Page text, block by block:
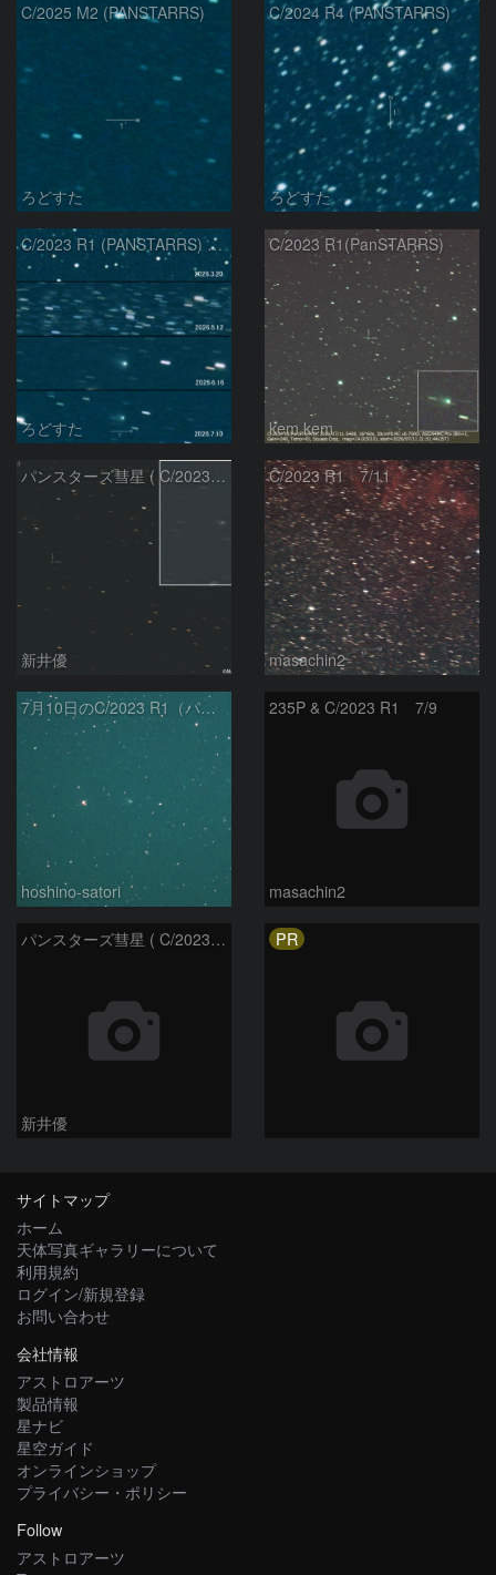
C/2025 M2 (PANSTARRS)
ろどすた
C/2024 R4 (PANSTARRS)
ろどすた
C/2023 R1 (PANSTARRS) の変化
ろどすた
C/2023 R1(PanSTARRS)
kem.kem
パンスターズ彗星 ( C/2023R1 ) ：2026/07/08
新井優
C/2023 R1 7/11
masachin2
7月10日のC/2023 R1（パンスターズ彗星）
hoshino-satori
235P & C/2023 R1 7/9
masachin2
パンスターズ彗星 ( C/2023R1 ) ：2026/05/20
新井優
PR
サイトマップ
ホーム
天体写真ギャラリーについて
利用規約
ログイン/新規登録
お問い合わせ
会社情報
アストロアーツ
製品情報
星ナビ
星空ガイド
オンラインショップ
プライバシー・ポリシー
Follow
アストロアーツ